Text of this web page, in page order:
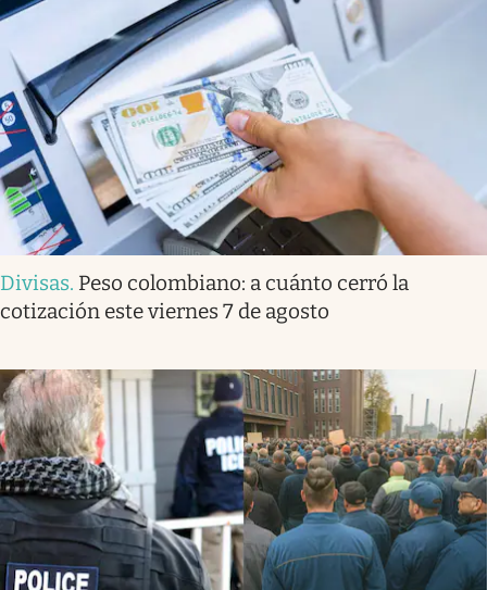
Divisas. Peso colombiano: a cuánto cerró la
cotización este viernes 7 de agosto